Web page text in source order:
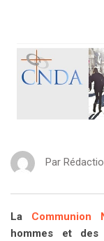
Par
La Communion
hommes et